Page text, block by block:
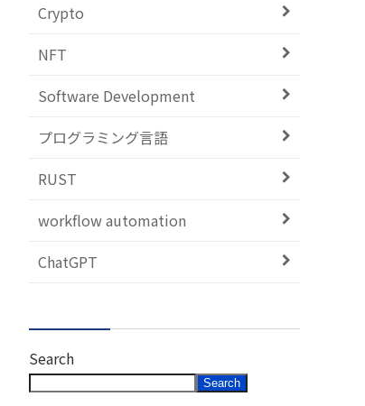
Crypto
NFT
Software Development
プログラミング言語
RUST
workflow automation
ChatGPT
Search
Search